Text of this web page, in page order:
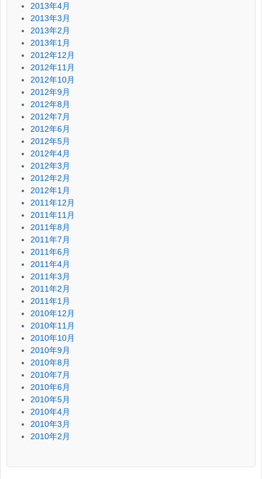
2013年4月
2013年3月
2013年2月
2013年1月
2012年12月
2012年11月
2012年10月
2012年9月
2012年8月
2012年7月
2012年6月
2012年5月
2012年4月
2012年3月
2012年2月
2012年1月
2011年12月
2011年11月
2011年8月
2011年7月
2011年6月
2011年4月
2011年3月
2011年2月
2011年1月
2010年12月
2010年11月
2010年10月
2010年9月
2010年8月
2010年7月
2010年6月
2010年5月
2010年4月
2010年3月
2010年2月